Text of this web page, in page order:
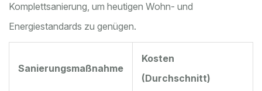
Komplettsanierung, um heutigen Wohn- und
Energiestandards zu genügen.
Sanierungsmaßnahme
Kosten
(Durchschnitt)